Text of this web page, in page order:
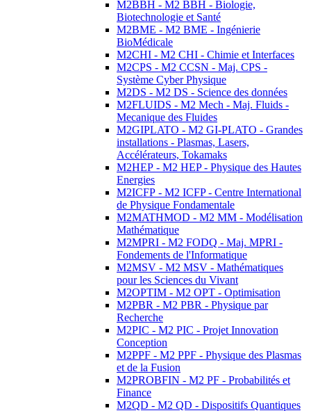
M2BBH - M2 BBH - Biologie,
Biotechnologie et Santé
M2BME - M2 BME - Ingénierie
BioMédicale
M2CHI - M2 CHI - Chimie et Interfaces
M2CPS - M2 CCSN - Maj. CPS -
Système Cyber Physique
M2DS - M2 DS - Science des données
M2FLUIDS - M2 Mech - Maj. Fluids -
Mecanique des Fluides
M2GIPLATO - M2 GI-PLATO - Grandes
installations - Plasmas, Lasers,
Accélérateurs, Tokamaks
M2HEP - M2 HEP - Physique des Hautes
Energies
M2ICFP - M2 ICFP - Centre International
de Physique Fondamentale
M2MATHMOD - M2 MM - Modélisation
Mathématique
M2MPRI - M2 FODQ - Maj. MPRI -
Fondements de l'Informatique
M2MSV - M2 MSV - Mathématiques
pour les Sciences du Vivant
M2OPTIM - M2 OPT - Optimisation
M2PBR - M2 PBR - Physique par
Recherche
M2PIC - M2 PIC - Projet Innovation
Conception
M2PPF - M2 PPF - Physique des Plasmas
et de la Fusion
M2PROBFIN - M2 PF - Probabilités et
Finance
M2QD - M2 QD - Dispositifs Quantiques